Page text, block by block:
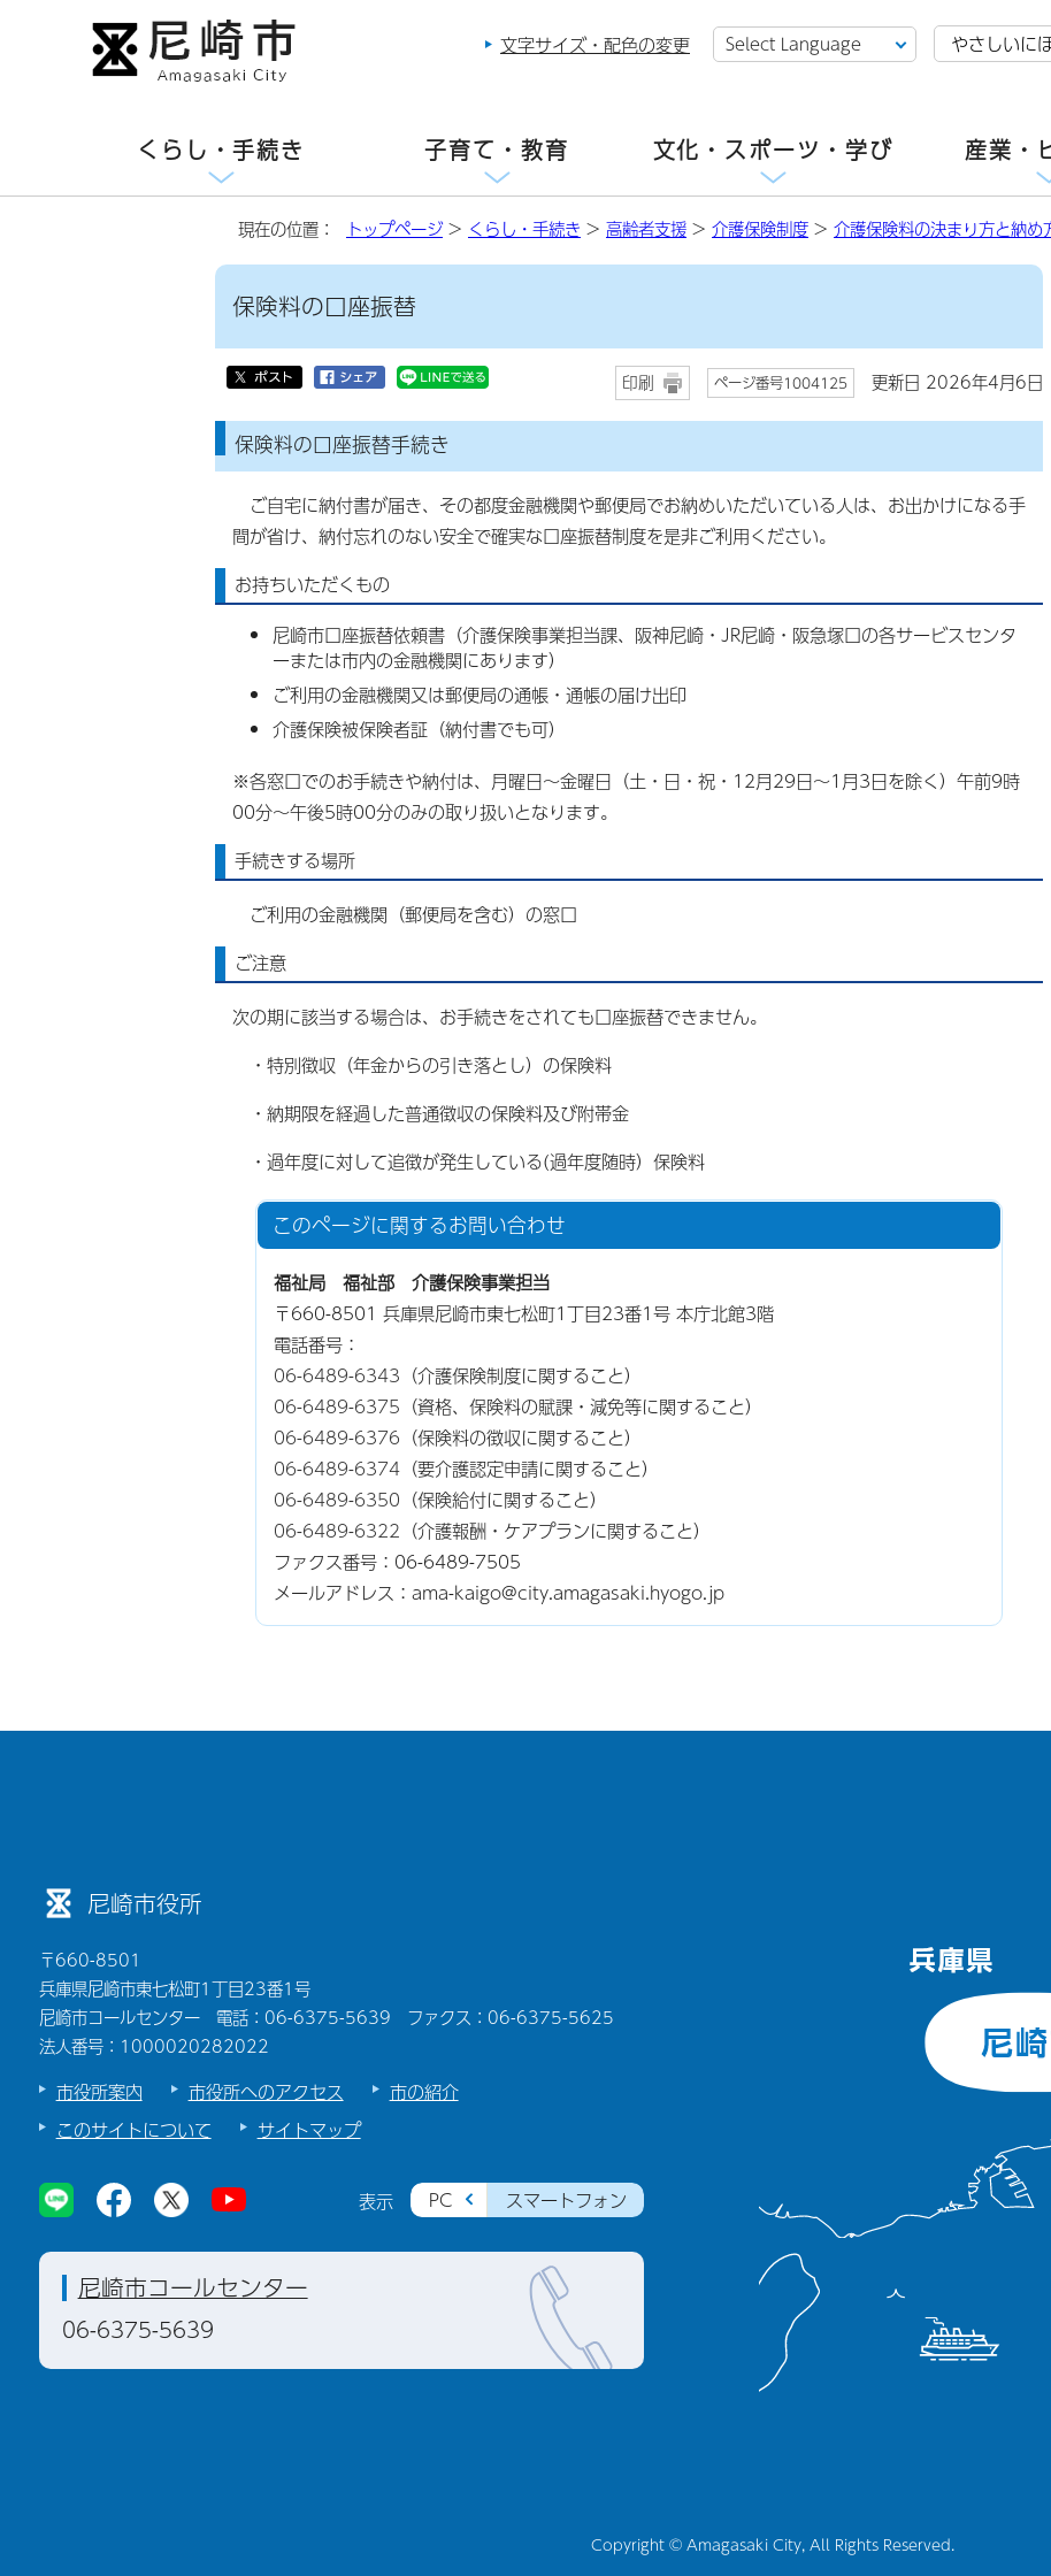
文字サイズ・配色の変更 やさしいに
くらし・手続き 子育て・教育 文化・スポーツ・学び 産業・
現在の位置： トップページ> くらし・手続き > 高齢者支援 > 介護保険制度 > 介護保険料の決まり方と納め
保険料の口座振替
印刷 ページ番号1004125 更新日 2026年4月6日
保険料の口座振替手続き
ご自宅に納付書が届き、その都度金融機関や郵便局でお納めいただいている人は、お出かけになる手
間が省け、納付忘れのない安全で確実な口座振替制度を是非ご利用ください。
お持ちいただくもの
尼崎市口座振替依頼書（介護保険事業担当課、阪神尼崎・JR尼崎・阪急塚口の各サービスセンタ
ーまたは市内の金融機関にあります）
ご利用の金融機関又は郵便局の通帳・通帳の届け出印
介護保険被保険者証（納付書でも可）
※各窓口でのお手続きや納付は、月曜日～金曜日（土・日・祝・12月29日～1月3日を除く）午前9時
00分～午後5時00分のみの取り扱いとなります。
手続きする場所
ご利用の金融機関（郵便局を含む）の窓口
ご注意
次の期に該当する場合は、お手続きをされても口座振替できません。
・特別徴収（年金からの引き落とし）の保険料
・納期限を経過した普通徴収の保険料及び附帯金
・過年度に対して追徴が発生している(過年度随時）保険料
このページに関するお問い合わせ
福祉局 福祉部 介護保険事業担当
〒660-8501 兵庫県尼崎市東七松町1丁目23番1号 本庁北館3階
電話番号：
06-6489-6343 （介護保険制度に関すること）
06-6489-6375 （資格、保険料の賦課・減免等に関すること）
06-6489-6376 （保険料の徴収に関すること）
06-6489-6374 （要介護認定申請に関すること）
06-6489-6350 （保険給付に関すること）
06-6489-6322 （介護報酬・ケアプランに関すること）
ファクス番号：06-6489-7505
メールアドレス：ama-kaigo@city.amagasaki.hyogo.jp
尼崎市役所
〒660-8501
兵庫県尼崎市東七松町1丁目23番1号
尼崎市コールセンター 電話：06-6375-5639 ファクス：06-6375-5625
法人番号：1000020282022
市役所案内 市役所へのアクセス
市の紹介
このサイトについて
サイトマップ
表示 PC スマートフォン
尼崎市コールセンター
06-6375-5639
Copyright © Amagasaki City, All Rights Reserved.